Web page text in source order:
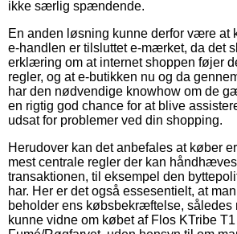
ikke særlig spændende.
En anden løsning kunne derfor være at
e-handlen er tilsluttet e-mærket, da det
erklæring om at internet shoppen føjer
regler, og at e-butikken nu og da
har den nødvendige knowhow om de
en rigtig god chance for at blive
udsat for problemer ved din shopping.
Herudover kan det anbefales at køber
mest centrale regler der kan
transaktionen, til eksempel den
har. Her er det også essesentielt, at
beholder ens købsbekræftelse, således
kunne vidne om købet af Flos KTribe